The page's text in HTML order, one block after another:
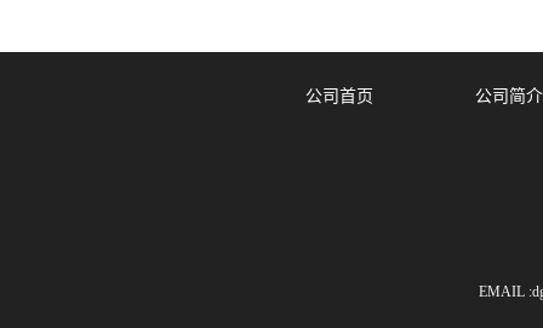
公司首页 公司简介
EMAIL